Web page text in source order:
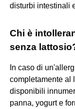
disturbi intestinali
Chi è
senza
In caso di
completamente al
disponibili
panna, yogurt e